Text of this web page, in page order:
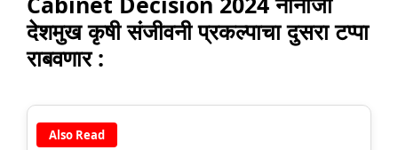
देशमुख कृषी संजीवनी प्रकल्पाचा दुसरा टप्पा
राबवणार :
Also Read